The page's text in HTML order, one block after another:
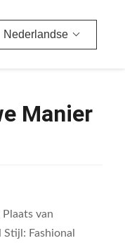
Nederlandse
Manier
van
Fashional